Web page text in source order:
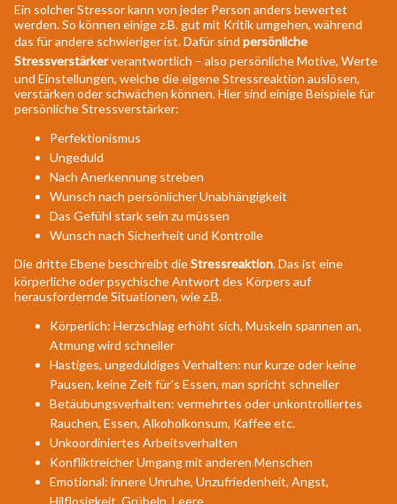
Ein solcher Stressor kann von jeder Person anders bewertet
werden. So können einige z.B. gut mit Kritik umgehen, während
das für andere schwieriger ist. Dafür sind persönliche
Stressverstärkerverantwortlich – also persönliche Motive, Werte
und Einstellungen, welche die eigene Stressreaktion auslösen,
verstärken oder schwächen können. Hier sind einige Beispiele für
persönliche Stressverstärker:
Perfektionismus
Ungeduld
Nach Anerkennung streben
Wunsch nach persönlicher Unabhängigkeit
Das Gefühl stark sein zu müssen
Wunsch nach Sicherheit und Kontrolle
Die dritte Ebene beschreibt dieStressreaktion. Das ist eine
körperliche oder psychische Antwort des Körpers auf
herausfordernde Situationen, wie z.B.
Körperlich: Herzschlag erhöht sich, Muskeln spannen an,
Atmung wird schneller
Hastiges, ungeduldiges Verhalten: nur kurze oder keine
Pausen, keine Zeit für’s Essen, man spricht schneller
Betäubungsverhalten: vermehrtes oder unkontrolliertes
Rauchen, Essen, Alkoholkonsum, Kaffee etc.
Unkoordiniertes Arbeitsverhalten
Konfliktreicher Umgang mit anderen Menschen
Emotional: innere Unruhe, Unzufriedenheit, Angst,
Hilflosigkeit, Grübeln, Leere